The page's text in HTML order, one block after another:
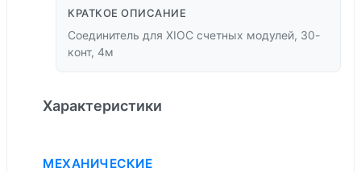
КРАТКОЕ ОПИСАНИЕ
Соединитель для XIOC счетных модулей, 30-
конт, 4м
Характеристики
МЕХАНИЧЕСКИЕ